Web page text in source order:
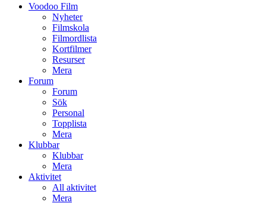
Voodoo Film
Nyheter
Filmskola
Filmordlista
Kortfilmer
Resurser
Mera
Forum
Forum
Sök
Personal
Topplista
Mera
Klubbar
Klubbar
Mera
Aktivitet
All aktivitet
Mera